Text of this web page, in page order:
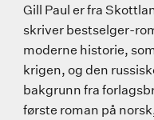
Gill Paul er fra
skriver bestselger-
moderne historie,
krigen, og den
bakgrunn fra
første roman på